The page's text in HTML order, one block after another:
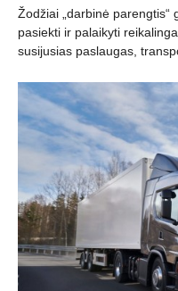
Žodžiai „darbinė
pasiekti ir palaikyti
susijusias paslaugas,